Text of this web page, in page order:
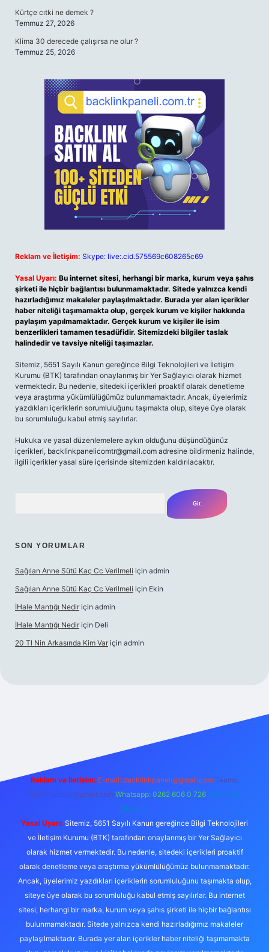
Kürtçe cıtki ne demek ?
Temmuz 27, 2026
Klima 30 derecede çalışırsa ne olur ?
Temmuz 25, 2026
Reklam ve İletişim: Skype: live:.cid.575569c608265c69
Yasal Uyarı: Bu internet sitesi, herhangi bir marka, kurum veya şahıs
şirketi ile hiçbir bağlantısı bulunmamaktadır. Sitede yalnızca kendi
hazırladığımız makaleler paylaşılmaktadır. Burada yer alan içerikler
haber niteliği taşımamakta olup, gerçek kurum ve kişiler hakkında
paylaşım yapılmamaktadır. Gerçek kurum ve kişiler ile isim
benzerlikleri tamamen tesadüfidir. Sitemizdeki bilgiler taslak
halindedir ve tavsiye niteliği taşımazlar.
Sitemiz, 5651 Sayılı Kanun gereğince Bilgi Teknolojileri ve İletişim
Kurumu (BTK) tarafından onaylanmış bir Yer Sağlayıcı olarak hizmet
vermektedir. Bu nedenle, sitedeki içerikleri proaktif olarak denetleme
veya araştırma yükümlülüğümüz bulunmamaktadır. Ancak, üyelerimiz
yazdıkları içeriklerin sorumluluğunu taşımakta olup, siteye üye olarak
bu sorumluluğu kabul etmiş sayılırlar.
Hukuka ve yasal düzenlemelere aykırı olduğunu düşündüğünüz
içerikleri, backlinkpanelicomtr@gmail.com adresine bildirmeniz halinde,
ilgili içerikler yasal süre içerisinde sitemizden kaldırılacaktır.
SON YORUMLAR
Sağılan Anne Sütü Kaç Cc Verilmeli için admin
Sağılan Anne Sütü Kaç Cc Verilmeli için Ekin
İHale Mantığı Nedir için admin
İHale Mantığı Nedir için Deli
20 Tl Nin Arkasında Kim Var için admin
Reklam ve İletişim: E-mail: backlinkpaneli@gmail.com Teams:
forumhizmeti@gmail.com Whatsapp: 0262 606 0 726 Telegram:
@karabul
Yasal Uyarı: Sitemiz, 5651 Sayılı Kanun gereğince Bilgi Teknolojileri
ve İletişim Kurumu (BTK) tarafından onaylanmış bir Yer Sağlayıcı
olarak hizmet vermektedir. Bu nedenle, sitedeki içerikleri proaktif
olarak denetleme veya araştırma yükümlülüğümüz bulunmamaktadır.
Ancak, üyelerimiz yazdıkları içeriklerin sorumluluğunu taşımakta olup,
siteye üye olarak bu sorumluluğu kabul etmiş sayılırlar. Bu internet
sitesi, herhangi bir marka, kurum veya şahıs şirketi ile hiçbir bağlantısı
bulunmamaktadır. Sitede yalnızca kendi hazırladığımız makaleler
paylaşılmaktadır. Burada yer alan içerikler haber niteliği taşımamakta